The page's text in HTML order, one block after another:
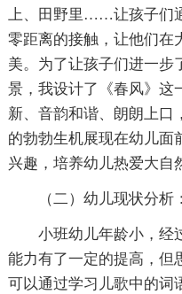
上、田野里……让孩子们
零距离的接触，让他们在
美。为了让孩子们进一步
景，我设计了《春风》这
新、音韵和谐、朗朗上口
的勃勃生机展现在幼儿面
兴趣，培养幼儿热爱大自
（二）幼儿现状分析：
小班幼儿年龄小，经
能力有了一定的提高，但
可以通过学习儿歌中的词